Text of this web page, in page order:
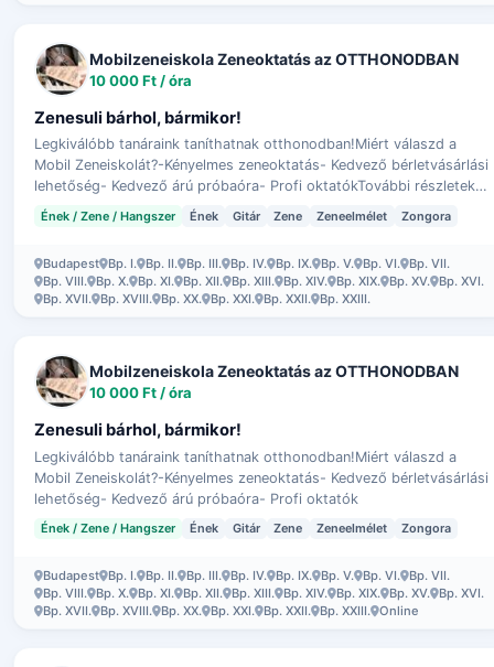
Mobilzeneiskola Zeneoktatás az OTTHONODBAN
10 000 Ft / óra
Zenesuli bárhol, bármikor!
Legkiválóbb tanáraink taníthatnak otthonodban!Miért válaszd a
Mobil Zeneiskolát?-Kényelmes zeneoktatás- Kedvező bérletvásárlási
lehetőség- Kedvező árú próbaóra- Profi oktatókTovábbi részletek a
webol…
Ének / Zene / Hangszer Ének Gitár Zene Zeneelmélet Zongora
Budapest Bp. I. Bp. II. Bp. III. Bp. IV. Bp. IX. Bp. V. Bp. VI. Bp. VII.
Bp. VIII. Bp. X. Bp. XI. Bp. XII. Bp. XIII. Bp. XIV. Bp. XIX. Bp. XV. Bp. XVI.
Bp. XVII. Bp. XVIII. Bp. XX. Bp. XXI. Bp. XXII. Bp. XXIII.
Mobilzeneiskola Zeneoktatás az OTTHONODBAN
10 000 Ft / óra
Zenesuli bárhol, bármikor!
Legkiválóbb tanáraink taníthatnak otthonodban!Miért válaszd a
Mobil Zeneiskolát?-Kényelmes zeneoktatás- Kedvező bérletvásárlási
lehetőség- Kedvező árú próbaóra- Profi oktatók
Ének / Zene / Hangszer Ének Gitár Zene Zeneelmélet Zongora
Budapest Bp. I. Bp. II. Bp. III. Bp. IV. Bp. IX. Bp. V. Bp. VI. Bp. VII.
Bp. VIII. Bp. X. Bp. XI. Bp. XII. Bp. XIII. Bp. XIV. Bp. XIX. Bp. XV. Bp. XVI.
Bp. XVII. Bp. XVIII. Bp. XX. Bp. XXI. Bp. XXII. Bp. XXIII. Online